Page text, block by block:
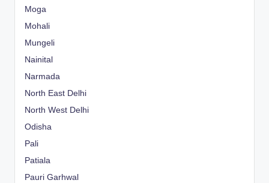
Moga
Mohali
Mungeli
Nainital
Narmada
North East Delhi
North West Delhi
Odisha
Pali
Patiala
Pauri Garhwal